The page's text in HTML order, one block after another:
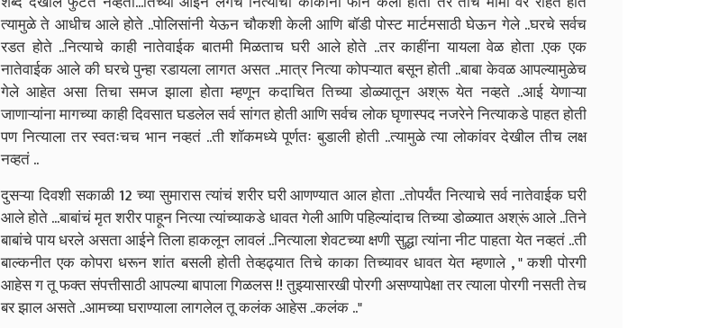
त्यामुळे ते आधीच आले होते ..पोलिसांनी येऊन चौकशी केली आणि बॉडी पोस्ट मार्टमसाठी घेऊन गेले ..घरचे सर्वच
रडत होते ..नित्याचे काही नातेवाईक बातमी मिळताच घरी आले होते ..तर काहींना यायला वेळ होता .एक एक
नातेवाईक आले की घरचे पुन्हा रडायला लागत असत ..मात्र नित्या कोपऱ्यात बसून होती ..बाबा केवळ आपल्यामुळेच
गेले आहेत असा तिचा समज झाला होता म्हणून कदाचित तिच्या डोळ्यातून अश्रू येत नव्हते ..आई येणाऱ्या
जाणाऱ्यांना मागच्या काही दिवसात घडलेल सर्व सांगत होती आणि सर्वच लोक घृणास्पद नजरेने नित्याकडे पाहत होती
पण नित्याला तर स्वतःचच भान नव्हतं ..ती शॉकमध्ये पूर्णतः बुडाली होती ..त्यामुळे त्या लोकांवर देखील तीच लक्ष
नव्हतं ..
दुसऱ्या दिवशी सकाळी 12 च्या सुमारास त्यांचं शरीर घरी आणण्यात आल होता ..तोपर्यंत नित्याचे सर्व नातेवाईक घरी
आले होते ...बाबांचं मृत शरीर पाहून नित्या त्यांच्याकडे धावत गेली आणि पहिल्यांदाच तिच्या डोळ्यात अश्रूं आले ..तिने
बाबांचे पाय धरले असता आईने तिला हाकलून लावलं ..नित्याला शेवटच्या क्षणी सुद्धा त्यांना नीट पाहता येत नव्हतं ..ती
बाल्कनीत एक कोपरा धरून शांत बसली होती तेव्हढ्यात तिचे काका तिच्यावर धावत येत म्हणाले , " कशी पोरगी
आहेस ग तू फक्त संपत्तीसाठी आपल्या बापाला गिळलस !! तुझ्यासारखी पोरगी असण्यापेक्षा तर त्याला पोरगी नसती तेच
बर झाल असते ..आमच्या घराण्याला लागलेल तू कलंक आहेस ..कलंक .."